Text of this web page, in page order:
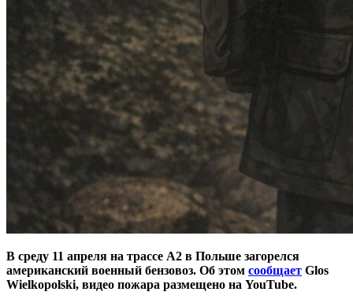
В среду 11 апреля на трассе A2 в Польше загорелся
американский военный бензовоз. Об этом сообщает Glos
Wielkopolski, видео пожара размещено на YouTube.